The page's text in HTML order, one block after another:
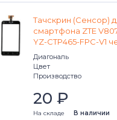
для смартфонов
для смартфонов
для смартфонов
для смартфонов
Тачскрин (Сенсор)
смартфона ZTE
YZ-CTP465-FPC-V1
Диагональ
Цвет
Производство
20 ₽
На складе В наличии